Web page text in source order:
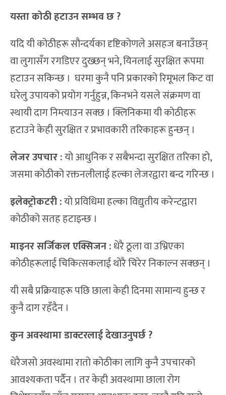
यस्ता कोठी हटाउन सम्भव छ ?
यदि यी कोठीहरू सौन्दर्यका दृष्टिकोणले असहज बनाउँछन्
वा लुगासँग रगडिएर दुख्छन् भने, यिनलाई सुरक्षित रूपमा
हटाउन सकिन्छ । घरमा कुनै पनि प्रकारको रिमूभल किट वा
घरेलु उपायको प्रयोग गर्नुहुन्न, किनभने यसले संक्रमण वा
स्थायी दाग निम्त्याउन सक्छ । क्लिनिकमा यी कोठीहरू
हटाउने केही सुरक्षित र प्रभावकारी तरिकाहरू हुन्छन् ।
लेजर उपचार :यो आधुनिक र सबैभन्दा सुरक्षित तरिका हो,
जसमा कोठीको रक्तनलीलाई हल्का लेजरद्वारा बन्द गरिन्छ ।
इलेक्ट्रोकटरी :यो प्रविधिमा हल्का विद्युतीय करेन्टद्वारा
कोठीको सतह हटाइन्छ ।
माइनर सर्जिकल एक्सिजन :धेरै ठूला वा उभ्रिएका
कोठीहरूलाई चिकित्सकलाई थोरै चिरेर निकाल्न सक्छन् ।
यी सबै प्रक्रियाहरू पछि छाला केही दिनमा सामान्य हुन्छ र
कुनै दाग रहँदैन ।
कुन अवस्थामा डाक्टरलाई देखाउनुपर्छ ?
धेरैजसो अवस्थामा रातो कोठीका लागि कुनै उपचारको
आवश्यकता पर्दैन । तर केही अवस्थामा छाला रोग